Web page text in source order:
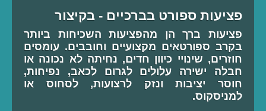
פציעות ספורט בברכיים - בקיצור
פציעות ברך הן מהפציעות השכיחות ביותר
בקרב ספורטאים מקצועיים וחובבים. עומסים
חוזרים, שינויי כיוון חדים, נחיתה לא נכונה או
חבלה ישירה עלולים לגרום לכאב, נפיחות,
חוסר יציבות ונזק לרצועות, לסחוס או
למניסקוס.